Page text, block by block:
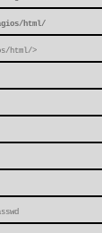
html/
html/>